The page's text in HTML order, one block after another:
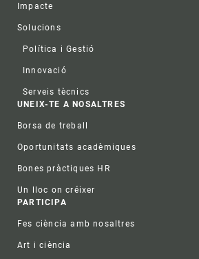
Impacte
Solucions
Política i Gestió
Innovació
Serveis tècnics
UNEIX-TE A NOSALTRES
Borsa de treball
Oportunitats acadèmiques
Bones pràctiques HR
Un lloc on créixer
PARTICIPA
Fes ciència amb nosaltres
Art i ciència